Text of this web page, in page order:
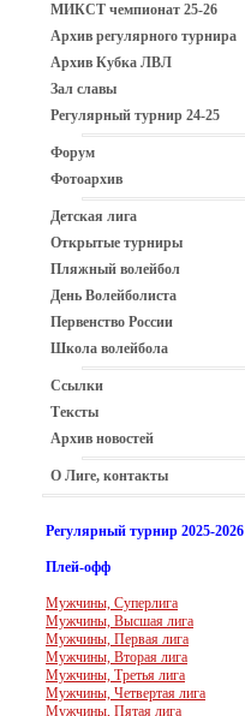
МИКСТ чемпионат 25-26
Архив регулярного турнира
Архив Кубка ЛВЛ
Зал славы
Регулярный турнир 24-25
Форум
Фотоархив
Детская лига
Открытые турниры
Пляжный волейбол
День Волейболиста
Первенство России
Школа волейбола
Ссылки
Тексты
Архив новостей
О Лиге, контакты
Регулярный турнир 2025-2026
Плей-офф
Мужчины, Суперлига
Мужчины, Высшая лига
Мужчины, Первая лига
Мужчины, Вторая лига
Мужчины, Третья лига
Мужчины, Четвертая лига
Мужчины, Пятая лига